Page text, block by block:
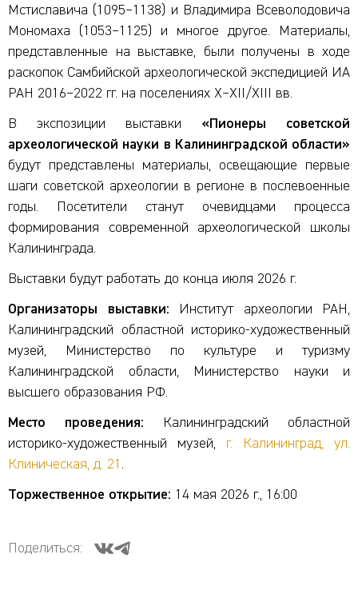
Мстиславича (1095–1138) и Владимира Всеволодовича
Мономаха (1053–1125) и многое другое. Материалы,
представленные на выставке, были получены в ходе
раскопок Самбийской археологической экспедицией ИА
РАН 2016–2022 гг. на поселениях X–XII/XIII вв.
В экспозиции выставки «Пионеры советской
археологической науки в Калининградской области»
будут представлены материалы, освещающие первые
шаги советской археологии в регионе в послевоенные
годы. Посетители станут очевидцами процесса
формирования современной археологической школы
Калининграда.
Выставки будут работать до конца июля 2026 г.
Организаторы выставки: Институт археологии РАН,
Калининградский областной историко-художественный
музей, Министерство по культуре и туризму
Калининградской области, Министерство науки и
высшего образования РФ.
Место проведения: Калининградский областной
историко‑художественный музей, г. Калининград, ул.
Клиническая, д. 21
Торжественное открытие: 14 мая 2026 г., 16:00
Поделиться: